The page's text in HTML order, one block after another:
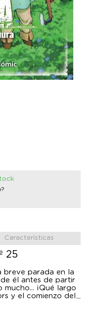
Características
25
breve parada en la
él antes de partir
¡Qué largo
y el comienzo del
Ojohuevo
¡el mar se abre